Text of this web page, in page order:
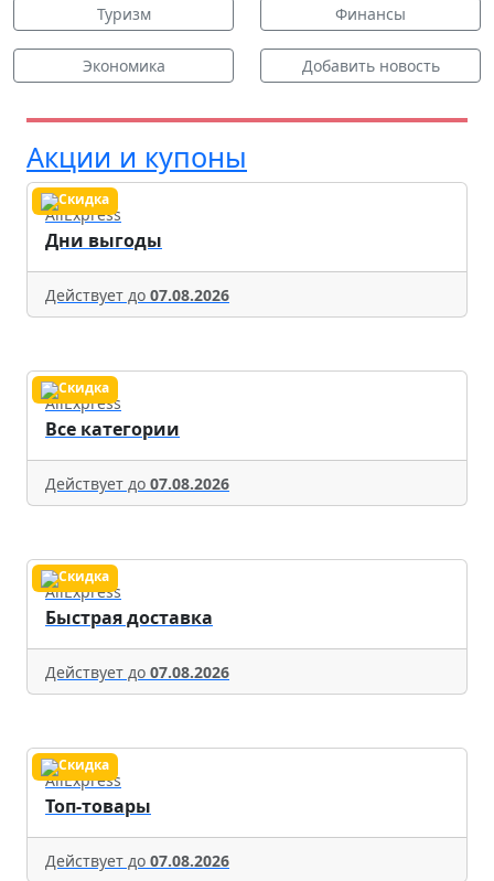
Туризм Финансы
Экономика Добавить новость
Акции и купоны
AliExpress
Дни выгоды
Действует до 07.08.2026
AliExpress
Все категории
Действует до 07.08.2026
AliExpress
Быстрая доставка
Действует до 07.08.2026
AliExpress
Топ-товары
Действует до 07.08.2026